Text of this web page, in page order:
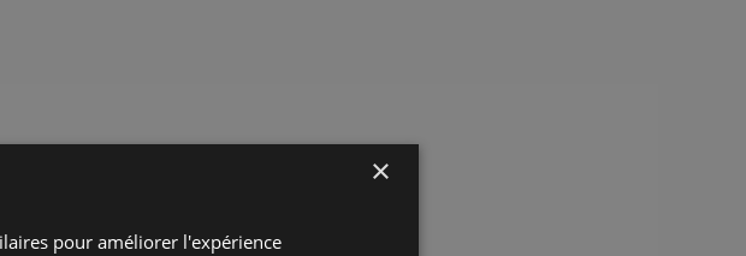
×
pour améliorer l'expérience